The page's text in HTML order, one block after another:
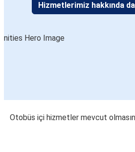
Hizmetlerimiz hakkında
Otobüs içi hizmetler mevcut